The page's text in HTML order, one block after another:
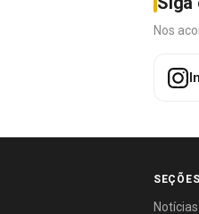
Nos
SEÇÕES
Notícias